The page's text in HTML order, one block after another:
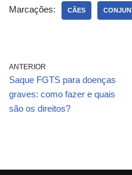
Marcações: CÃES
ANTERIOR
Saque FGTS para doenças
graves: como fazer e quais
são os direitos?